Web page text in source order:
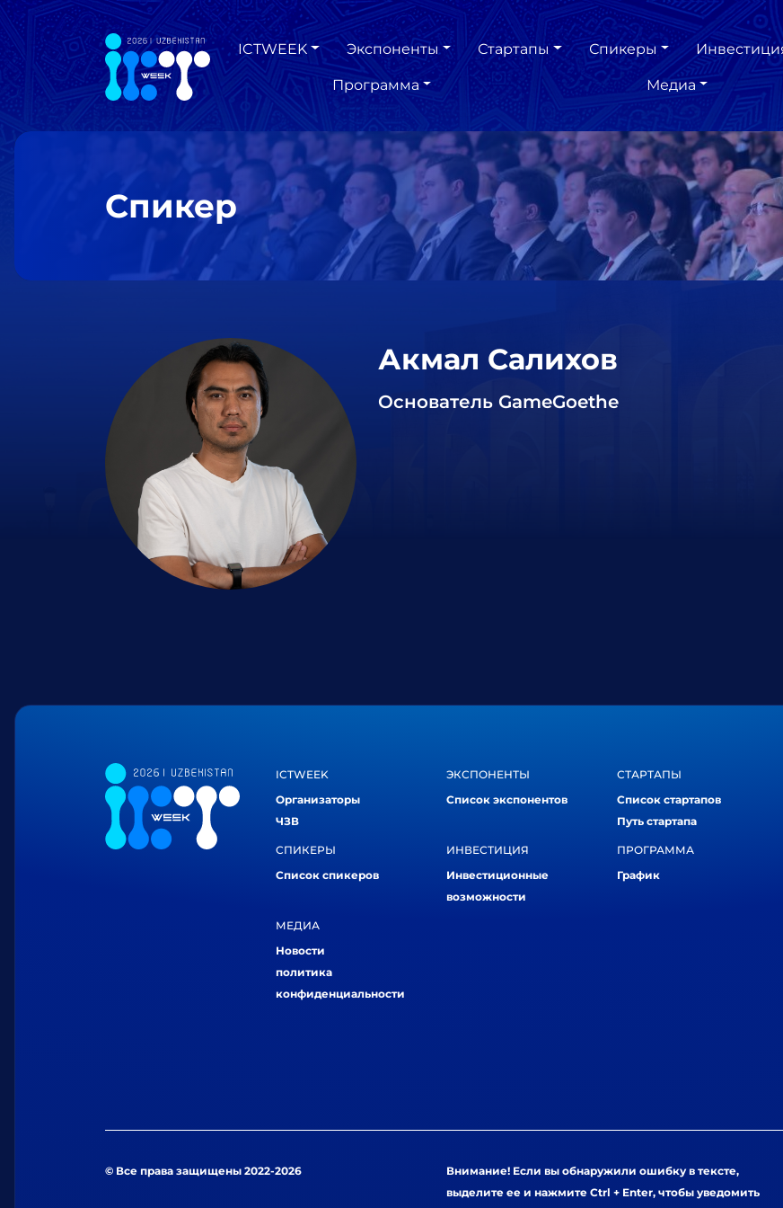
ICTWEEK Экспоненты Стартапы Спикеры
Программа Медиа
Спикер
Акмал Салихов
Основатель GameGoethe
ICTWEEK
Организаторы
ЧЗВ
ЭКСПОНЕНТЫ
Список экспонентов
СТАРТАПЫ
Список стартапов
Путь стартапа
СПИКЕРЫ
Список спикеров
ИНВЕСТИЦИЯ
Инвестиционные
возможности
ПРОГРАММА
График
МЕДИА
Новости
политика
конфиденциальности
© Все права защищены 2022-2026
Внимание! Если вы обнаружили ошибку в тексте,
выделите ее и нажмите Ctrl + Enter, чтобы уведомить